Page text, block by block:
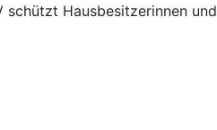
Hausbesitzerinnen